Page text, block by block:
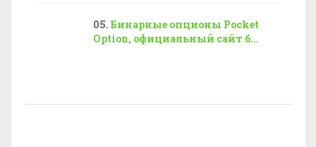
Бинарные опционы Pocket
Option, официальный сайт б...